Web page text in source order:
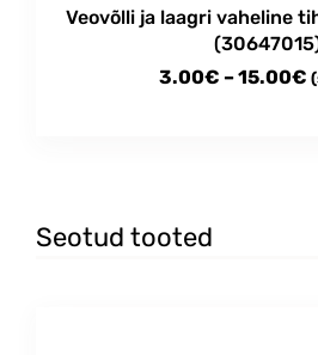
Veovõlli ja laagri vaheline
3.00€ –15.00€
variants.
Seotud tooted